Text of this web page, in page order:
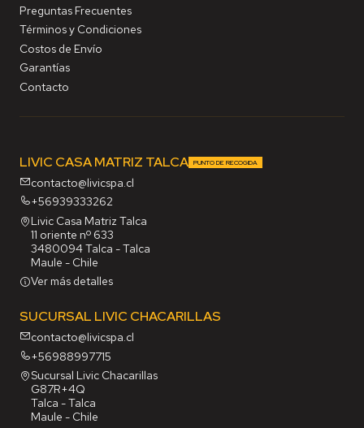
Preguntas Frecuentes
Términos y Condiciones
Costos de Envío
Garantías
Contacto
LIVIC CASA MATRIZ TALCA PUNTO DE RECOGIDA
contacto@livicspa.cl
+56939333262
Livic Casa Matriz Talca
11 oriente nº 633
3480094 Talca - Talca
Maule - Chile
Ver más detalles
SUCURSAL LIVIC CHACARILLAS
contacto@livicspa.cl
+56988997715
Sucursal Livic Chacarillas
G87R+4Q
Talca - Talca
Maule - Chile